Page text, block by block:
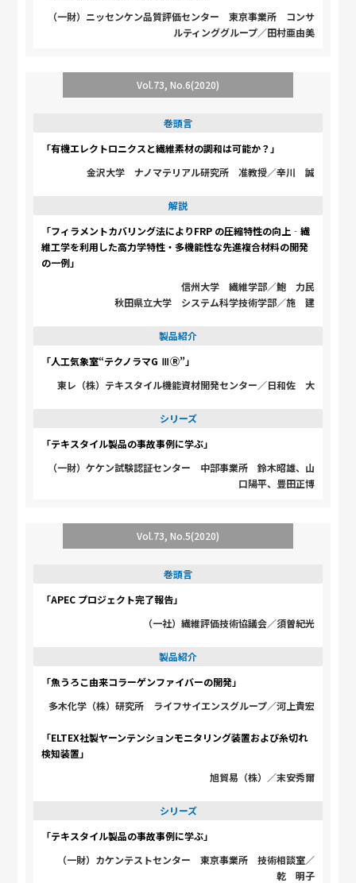
（一財）ニッセンケン品質評価センター 東京事業所 コンサ
ルティンググループ／田村亜由美
Vol.73, No.6(2020)
巻頭言
「有機エレクトロニクスと繊維素材の調和は可能か？」
金沢大学 ナノマテリアル研究所 准教授／辛川 誠
解説
「フィラメントカバリング法によりFRP の圧縮特性の向上‐繊
維工学を利用した高力学特性・多機能性な先進複合材料の開発
の一例」
信州大学 繊維学部／鮑 力民
秋田県立大学 システム科学技術学部／施 建
製品紹介
「人工気象室“テクノラマG ⅢⓇ”」
東レ（株）テキスタイル機能資材開発センター／日和佐 大
シリーズ
「テキスタイル製品の事故事例に学ぶ」
（一財）ケケン試験認証センター 中部事業所 鈴木昭雄、山
口陽平、豊田正博
Vol.73, No.5(2020)
巻頭言
「APEC プロジェクト完了報告」
（一社）繊維評価技術協議会／須曽紀光
製品紹介
「魚うろこ由来コラーゲンファイバーの開発」
多木化学（株）研究所 ライフサイエンスグループ／河上貴宏
「ELTEX社製ヤーンテンションモニタリング装置および糸切れ
検知装置」
旭貿易（株）／末安秀爾
シリーズ
「テキスタイル製品の事故事例に学ぶ」
（一財）カケンテストセンター 東京事業所 技術相談室／
乾 明子